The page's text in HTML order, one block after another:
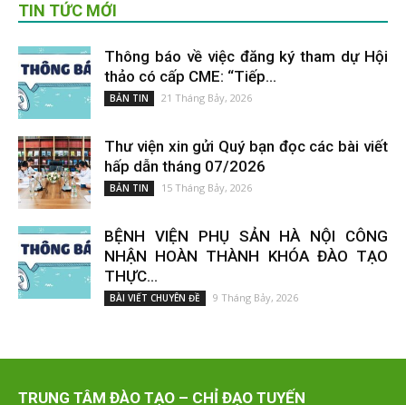
TIN TỨC MỚI
Thông báo về việc đăng ký tham dự Hội
thảo có cấp CME: “Tiếp...
BẢN TIN 21 Tháng Bảy, 2026
Thư viện xin gửi Quý bạn đọc các bài viết
hấp dẫn tháng 07/2026
BẢN TIN 15 Tháng Bảy, 2026
BỆNH VIỆN PHỤ SẢN HÀ NỘI CÔNG
NHẬN HOÀN THÀNH KHÓA ĐÀO TẠO
THỰC...
BÀI VIẾT CHUYÊN ĐỀ 9 Tháng Bảy, 2026
TRUNG TÂM ĐÀO TẠO – CHỈ ĐẠO TUYẾN